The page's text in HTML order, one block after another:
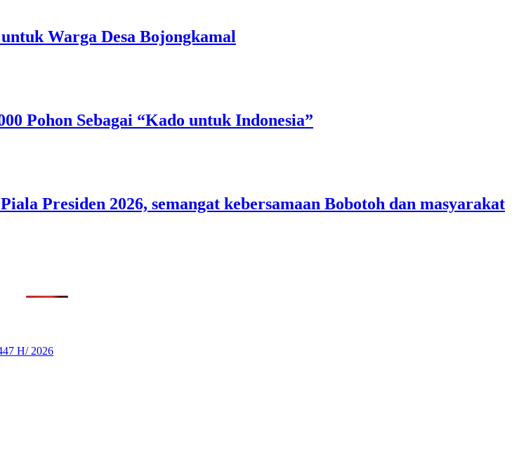
Warga Desa Bojongkamal
Pohon Sebagai “Kado untuk Indonesia”
Presiden 2026, semangat kebersamaan Bobotoh dan masyarakat
H/ 2026